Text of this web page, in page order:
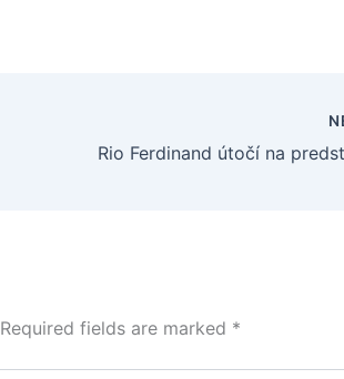
Required fields are marked *